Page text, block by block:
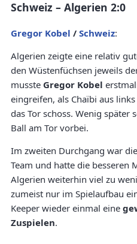
Schweiz – Algerien 2:0
Gregor Kobel / Schweiz:
Algerien zeigte eine relativ
den Wüstenfüchsen jeweils
musste Gregor Kobel
eingreifen, als Chaïbi aus
das Tor schoss. Wenig später
Ball am Tor vorbei.
Im zweiten Durchgang war die
Team und hatte die besseren
Algerien weiterhin viel zu
zumeist nur im Spielaufbau
Keeper wieder einmal eine
Zuspielen.